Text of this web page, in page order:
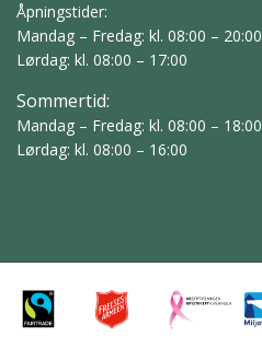
Åpningstider:
Mandag – Fredag: kl. 08:00 – 20:00
Lørdag: kl. 08:00 – 17:00
Sommertid:
Mandag – Fredag: kl. 08:00 – 18:00
Lørdag: kl. 08:00 – 16:00